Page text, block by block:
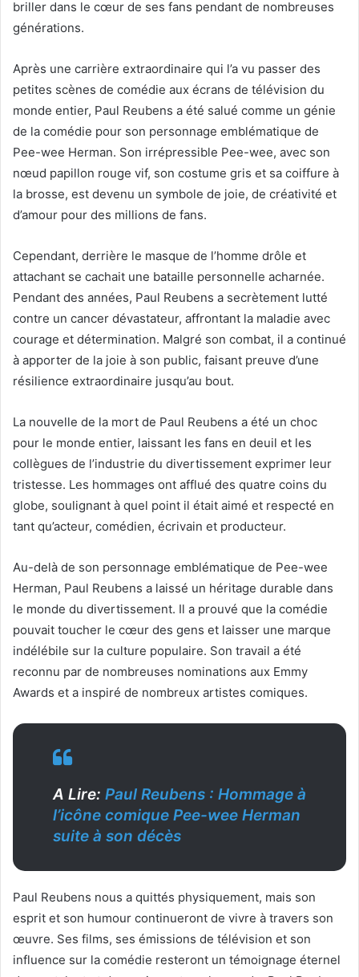
briller dans le cœur de ses fans pendant de nombreuses
générations.
Après une carrière extraordinaire qui l’a vu passer des
petites scènes de comédie aux écrans de télévision du
monde entier, Paul Reubens a été salué comme un génie
de la comédie pour son personnage emblématique de
Pee-wee Herman. Son irrépressible Pee-wee, avec son
nœud papillon rouge vif, son costume gris et sa coiffure à
la brosse, est devenu un symbole de joie, de créativité et
d’amour pour des millions de fans.
Cependant, derrière le masque de l’homme drôle et
attachant se cachait une bataille personnelle acharnée.
Pendant des années, Paul Reubens a secrètement lutté
contre un cancer dévastateur, affrontant la maladie avec
courage et détermination. Malgré son combat, il a continué
à apporter de la joie à son public, faisant preuve d’une
résilience extraordinaire jusqu’au bout.
La nouvelle de la mort de Paul Reubens a été un choc
pour le monde entier, laissant les fans en deuil et les
collègues de l’industrie du divertissement exprimer leur
tristesse. Les hommages ont afflué des quatre coins du
globe, soulignant à quel point il était aimé et respecté en
tant qu’acteur, comédien, écrivain et producteur.
Au-delà de son personnage emblématique de Pee-wee
Herman, Paul Reubens a laissé un héritage durable dans
le monde du divertissement. Il a prouvé que la comédie
pouvait toucher le cœur des gens et laisser une marque
indélébile sur la culture populaire. Son travail a été
reconnu par de nombreuses nominations aux Emmy
Awards et a inspiré de nombreux artistes comiques.
A Lire: Paul Reubens : Hommage à
l’icône comique Pee-wee Herman
suite à son décès
Paul Reubens nous a quittés physiquement, mais son
esprit et son humour continueront de vivre à travers son
œuvre. Ses films, ses émissions de télévision et son
influence sur la comédie resteront un témoignage éternel